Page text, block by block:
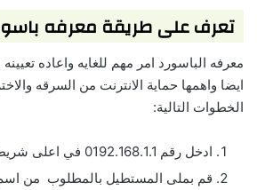
تعرف على طريقة معرفه
معرفه الباسورد امر مهم للغايه واعاده
ايضا واهمها حماية الانترنت من السرقه
الخطوات التالية:
ادخل رقم 0192.168.1.1 في اعلى شريط البحث من Google.
قم بملى المستطيل بالمطلوب من